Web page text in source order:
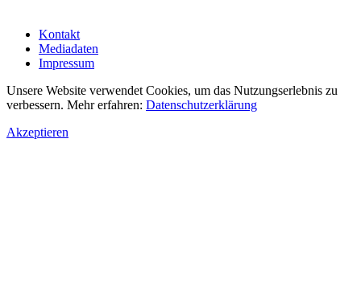
Kontakt
Mediadaten
Impressum
Unsere Website verwendet Cookies, um das Nutzungserlebnis zu
verbessern. Mehr erfahren: Datenschutzerklärung
Akzeptieren